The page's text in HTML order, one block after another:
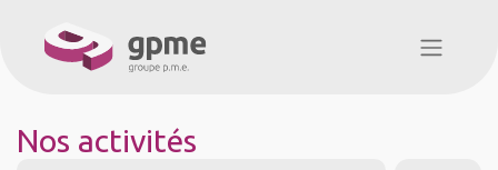
Nos activités